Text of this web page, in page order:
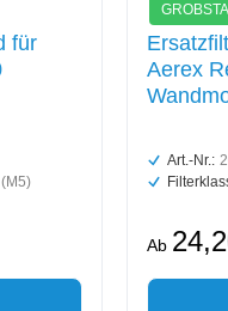
für
Aerex
Art.-Nr.:
Ab